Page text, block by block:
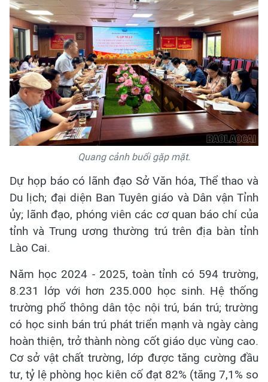
Quang cảnh buổi gặp mặt.
Dự họp báo có lãnh đạo Sở Văn hóa, Thể thao và
Du lịch; đại diện Ban Tuyên giáo và Dân vận Tỉnh
ủy; lãnh đạo, phóng viên các cơ quan báo chí của
tỉnh và Trung ương thường trú trên địa bàn tỉnh
Lào Cai.
Năm học 2024 - 2025, toàn tỉnh có 594 trường,
8.231 lớp với hơn 235.000 học sinh. Hệ thống
trường phổ thông dân tộc nội trú, bán trú; trường
có học sinh bán trú phát triển mạnh và ngày càng
hoàn thiện, trở thành nòng cốt giáo dục vùng cao.
Cơ sở vật chất trường, lớp được tăng cường đầu
tư, tỷ lệ phòng học kiên cố đạt 82% (tăng 7,1% so